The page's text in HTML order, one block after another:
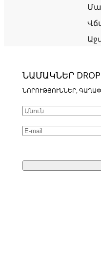
ՆԱՄԱԿՆԵՐ
ՆՈՐՈՒԹՅՈՒՆՆԵՐ,